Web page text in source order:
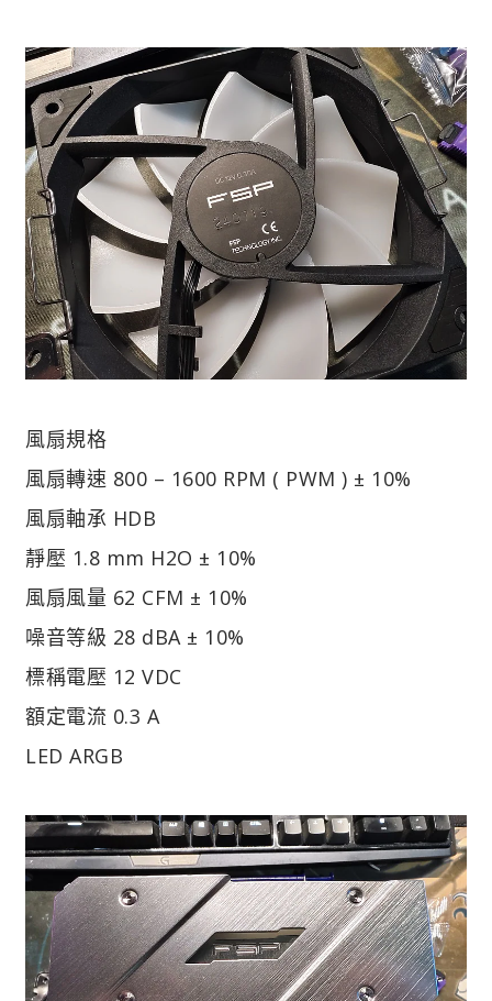
風扇規格
風扇轉速 800 – 1600 RPM ( PWM ) ± 10%
風扇軸承 HDB
靜壓 1.8 mm H2O ± 10%
風扇風量 62 CFM ± 10%
噪音等級 28 dBA ± 10%
標稱電壓 12 VDC
額定電流 0.3 A
LED ARGB